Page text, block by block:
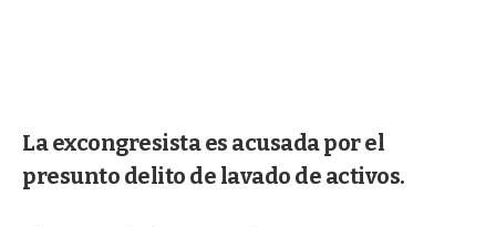
La excongresista es acusada por el
presunto delito de lavado de activos.